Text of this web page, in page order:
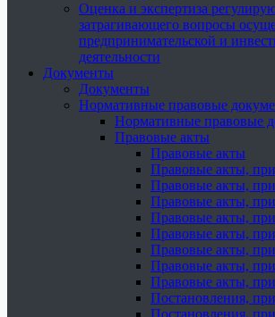
Оценка и экспертиза
затрагивающего вопросы
предпринимательской и
деятельности
Документы
Документы
Нормативные правовые
Нормативные правовые
Правовые акты
Правовые акты
Правовые акты,
Правовые акты,
Правовые акты,
Правовые акты,
Правовые акты,
Правовые акты,
Правовые акты,
Правовые акты,
Постановления,
Постановления,